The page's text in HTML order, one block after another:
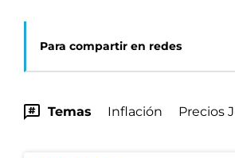
Para compartir en redes
Temas Inflación Precios